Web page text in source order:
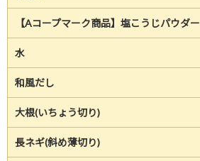
【Aコープマーク商品】塩こうじパウダー
水
和風だし
大根(いちょう切り)
長ネギ(斜め薄切り)